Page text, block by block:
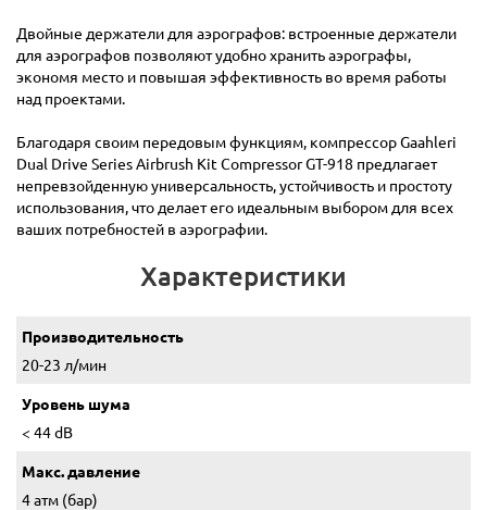
Двойные держатели для аэрографов: встроенные держатели
для аэрографов позволяют удобно хранить аэрографы,
экономя место и повышая эффективность во время работы
над проектами.
Благодаря своим передовым функциям, компрессор Gaahleri ​​
Dual Drive Series Airbrush Kit Compressor GT-918 предлагает
непревзойденную универсальность, устойчивость и простоту
использования, что делает его идеальным выбором для всех
ваших потребностей в аэрографии.
Характеристики
Производительность
20-23 л/мин
Уровень шума
< 44 dB
Макс. давление
4 атм (бар)